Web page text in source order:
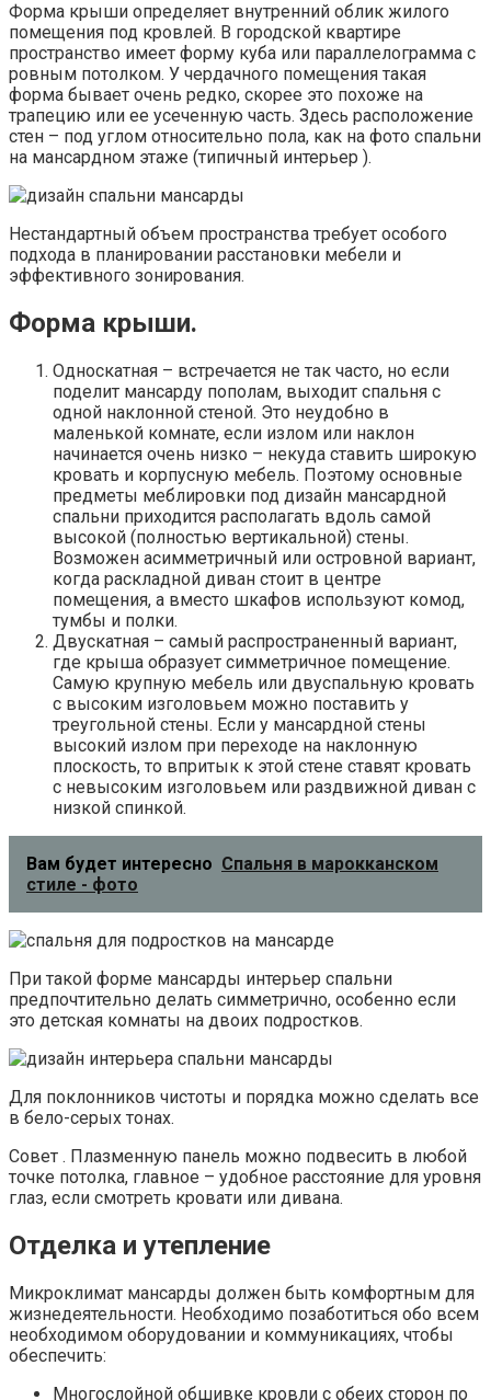
Форма крыши определяет внутренний облик жилого
помещения под кровлей. В городской квартире
пространство имеет форму куба или параллелограмма с
ровным потолком. У чердачного помещения такая
форма бывает очень редко, скорее это похоже на
трапецию или ее усеченную часть. Здесь расположение
стен – под углом относительно пола, как на фото спальни
на мансардном этаже (типичный интерьер ).
Нестандартный объем пространства требует особого
подхода в планировании расстановки мебели и
эффективного зонирования.
Форма крыши.
Односкатная – встречается не так часто, но если
поделит мансарду пополам, выходит спальня с
одной наклонной стеной. Это неудобно в
маленькой комнате, если излом или наклон
начинается очень низко – некуда ставить широкую
кровать и корпусную мебель. Поэтому основные
предметы меблировки под дизайн мансардной
спальни приходится располагать вдоль самой
высокой (полностью вертикальной) стены.
Возможен асимметричный или островной вариант,
когда раскладной диван стоит в центре
помещения, а вместо шкафов используют комод,
тумбы и полки.
Двускатная – самый распространенный вариант,
где крыша образует симметричное помещение.
Самую крупную мебель или двуспальную кровать
с высоким изголовьем можно поставить у
треугольной стены. Если у мансардной стены
высокий излом при переходе на наклонную
плоскость, то впритык к этой стене ставят кровать
с невысоким изголовьем или раздвижной диван с
низкой спинкой.
Вам будет интересно Спальня в марокканском
стиле - фото
При такой форме мансарды интерьер спальни
предпочтительно делать симметрично, особенно если
это детская комнаты на двоих подростков.
Для поклонников чистоты и порядка можно сделать все
в бело-серых тонах.
Совет . Плазменную панель можно подвесить в любой
точке потолка, главное – удобное расстояние для уровня
глаз, если смотреть кровати или дивана.
Отделка и утепление
Микроклимат мансарды должен быть комфортным для
жизнедеятельности. Необходимо позаботиться обо всем
необходимом оборудовании и коммуникациях, чтобы
обеспечить:
Многослойной обшивке кровли с обеих сторон по